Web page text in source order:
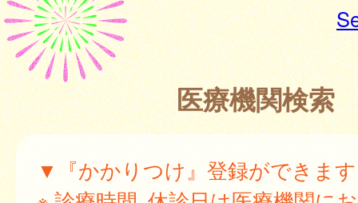
医療機関検索
▼『かかりつけ』登録ができま